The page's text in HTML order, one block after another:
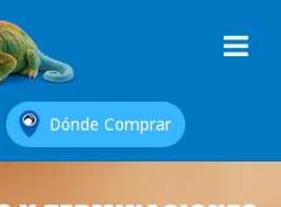
Dónde Comprar